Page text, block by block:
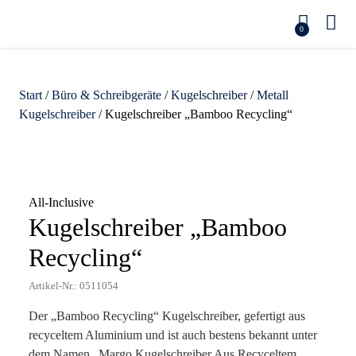
0
Start /Büro & Schreibgeräte /Kugelschreiber/Metall
Kugelschreiber/ Kugelschreiber „Bamboo Recycling“
All-Inclusive
Kugelschreiber „Bamboo
Recycling“
Artikel-Nr.: 0511054
Der „Bamboo Recycling“ Kugelschreiber, gefertigt aus
recyceltem Aluminium und ist auch bestens bekannt unter